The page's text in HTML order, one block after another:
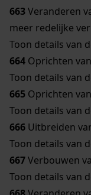
663Veranderen
meer redelijke
Toon details van
664 Oprichten
Toon details van
665 Oprichten
Toon details van
666 Uitbreiden
Toon details van
667Verbouwen
Toon details van